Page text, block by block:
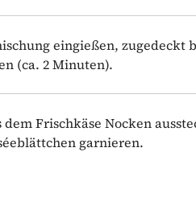
eingießen,
(ca. 2 Minuten).
dem Frischkäse Nocken
garnieren.